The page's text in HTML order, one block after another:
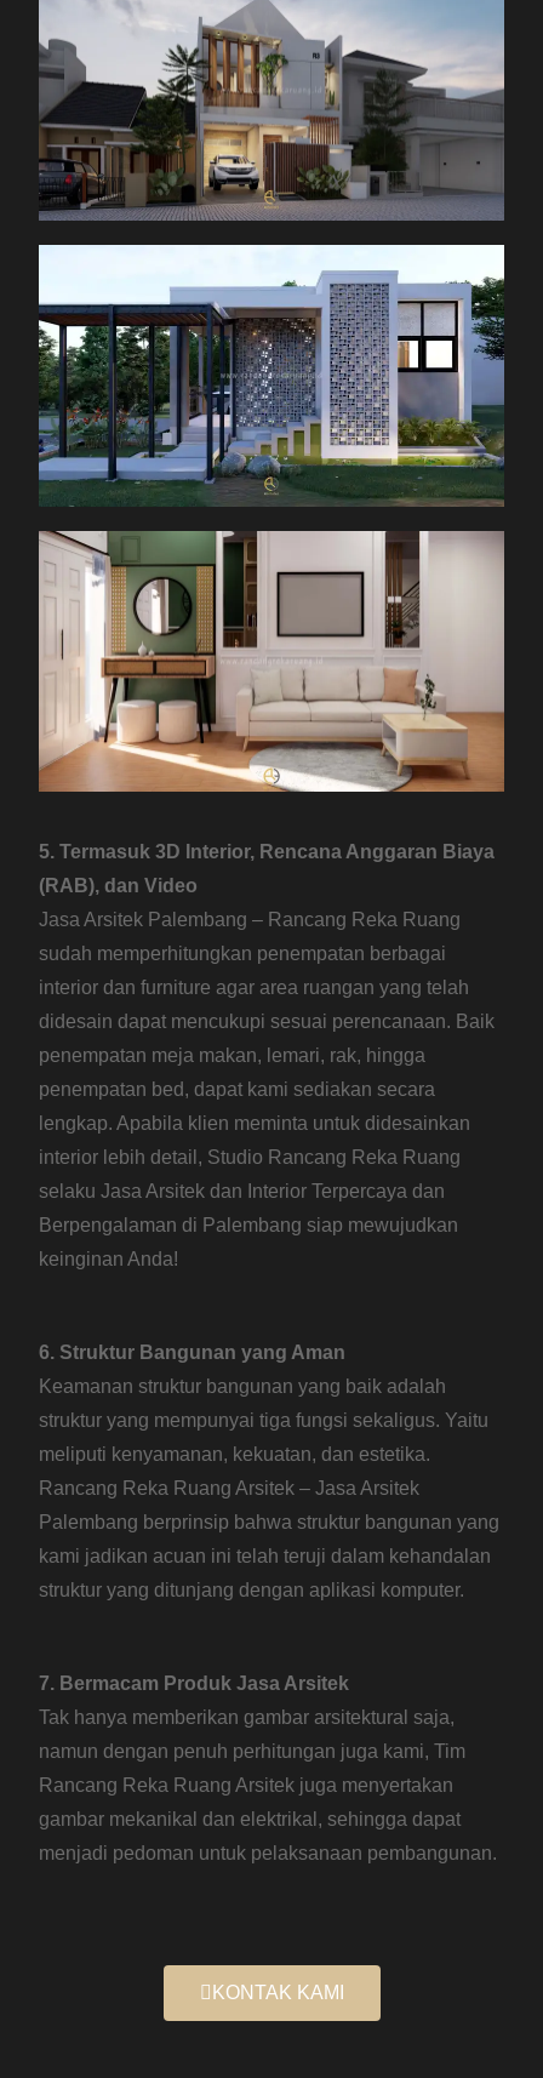
5. Termasuk 3D Interior, Rencana Anggaran Biaya
(RAB), dan Video
Jasa Arsitek Palembang – Rancang Reka Ruang
sudah memperhitungkan penempatan berbagai
interior dan furniture agar area ruangan yang telah
didesain dapat mencukupi sesuai perencanaan. Baik
penempatan meja makan, lemari, rak, hingga
penempatan bed, dapat kami sediakan secara
lengkap. Apabila klien meminta untuk didesainkan
interior lebih detail, Studio Rancang Reka Ruang
selaku Jasa Arsitek dan Interior Terpercaya dan
Berpengalaman di Palembang siap mewujudkan
keinginan Anda!
6. Struktur Bangunan yang Aman
Keamanan struktur bangunan yang baik adalah
struktur yang mempunyai tiga fungsi sekaligus. Yaitu
meliputi kenyamanan, kekuatan, dan estetika.
Rancang Reka Ruang Arsitek – Jasa Arsitek
Palembang berprinsip bahwa struktur bangunan yang
kami jadikan acuan ini telah teruji dalam kehandalan
struktur yang ditunjang dengan aplikasi komputer.
7. Bermacam Produk Jasa Arsitek
Tak hanya memberikan gambar arsitektural saja,
namun dengan penuh perhitungan juga kami, Tim
Rancang Reka Ruang Arsitek juga menyertakan
gambar mekanikal dan elektrikal, sehingga dapat
menjadi pedoman untuk pelaksanaan pembangunan.
KONTAK KAMI